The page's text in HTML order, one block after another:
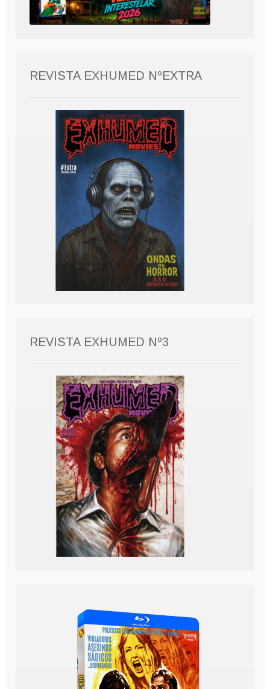
REVISTA EXHUMED NºEXTRA
REVISTA EXHUMED Nº3